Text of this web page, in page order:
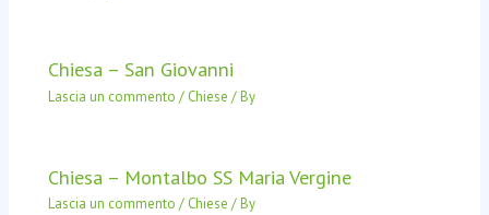
Chiesa – San Giovanni
Lascia un commento / Chiese / By
Chiesa – Montalbo SS Maria Vergine
Lascia un commento / Chiese / By